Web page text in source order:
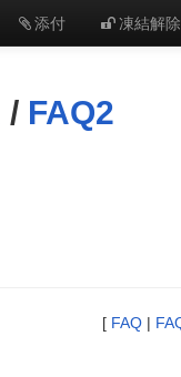
添付 凍結解除
/ FAQ2
[ FAQ |